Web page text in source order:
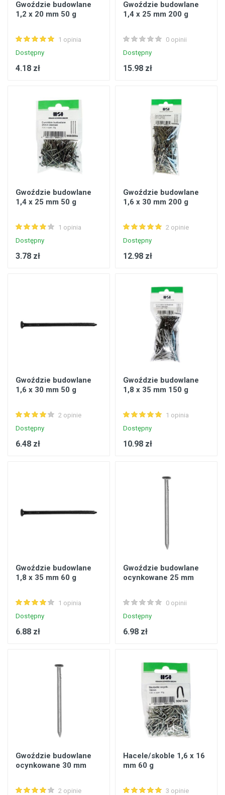
Gwoździe budowlane
1,2 x 20 mm 50 g
1 opinia
Dostępny
4.18 zł
Gwoździe budowlane
1,4 x 25 mm 200 g
0 opinii
Dostępny
15.98 zł
Gwoździe budowlane
1,4 x 25 mm 50 g
1 opinia
Dostępny
3.78 zł
Gwoździe budowlane
1,6 x 30 mm 200 g
2 opinie
Dostępny
12.98 zł
Gwoździe budowlane
1,6 x 30 mm 50 g
2 opinie
Dostępny
6.48 zł
Gwoździe budowlane
1,8 x 35 mm 150 g
1 opinia
Dostępny
10.98 zł
Gwoździe budowlane
1,8 x 35 mm 60 g
1 opinia
Dostępny
6.88 zł
Gwoździe budowlane
ocynkowane 25 mm
0 opinii
Dostępny
6.98 zł
Gwoździe budowlane
ocynkowane 30 mm
2 opinie
Hacele/skoble 1,6 x 16
mm 60 g
3 opinie